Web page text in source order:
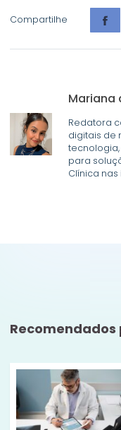
Compartilhe
Mariana
Redatora
digitais de
para
Clínica nas
Recomendados